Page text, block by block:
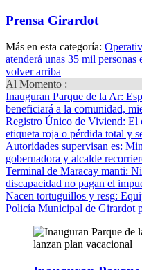
Prensa Girardot
Más en esta categoría:
atenderá unas 35 mil
volver arriba
Al Momento :
Inauguran Parque de la Ar:
beneficiará a la comunidad,
Registro Único de Viviend: El
etiqueta roja o pérdida total y
Autoridades supervisan es:
gobernadora y alcalde
Terminal de Maracay manti:
discapacidad no pagan el
Nacen tortuguillos y resg:
Policía Municipal de Girardot